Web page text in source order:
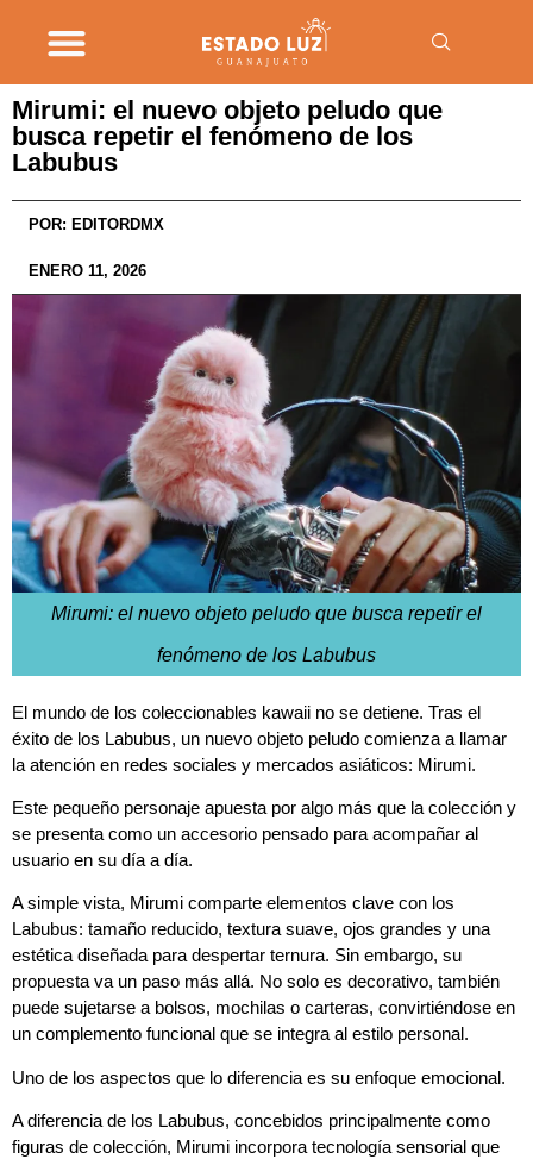
Mirumi: el nuevo objeto peludo que
busca repetir el fenómeno de los
Labubus
POR: EDITORDMX
ENERO 11, 2026
Mirumi: el nuevo objeto peludo que busca repetir el
fenómeno de los Labubus
El mundo de los coleccionables kawaii no se detiene. Tras el
éxito de los Labubus, un nuevo objeto peludo comienza a llamar
la atención en redes sociales y mercados asiáticos: Mirumi.
Este pequeño personaje apuesta por algo más que la colección y
se presenta como un accesorio pensado para acompañar al
usuario en su día a día.
A simple vista, Mirumi comparte elementos clave con los
Labubus: tamaño reducido, textura suave, ojos grandes y una
estética diseñada para despertar ternura. Sin embargo, su
propuesta va un paso más allá. No solo es decorativo, también
puede sujetarse a bolsos, mochilas o carteras, convirtiéndose en
un complemento funcional que se integra al estilo personal.
Uno de los aspectos que lo diferencia es su enfoque emocional.
A diferencia de los Labubus, concebidos principalmente como
figuras de colección, Mirumi incorpora tecnología sensorial que